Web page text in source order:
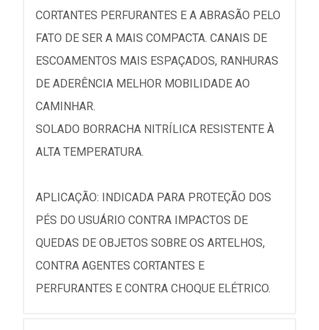
CORTANTES PERFURANTES E A ABRASÃO PELO
FATO DE SER A MAIS COMPACTA. CANAIS DE
ESCOAMENTOS MAIS ESPAÇADOS, RANHURAS
DE ADERÊNCIA MELHOR MOBILIDADE AO
CAMINHAR.
SOLADO BORRACHA NITRÍLICA RESISTENTE À
ALTA TEMPERATURA.
APLICAÇÃO: INDICADA PARA PROTEÇÃO DOS
PÉS DO USUÁRIO CONTRA IMPACTOS DE
QUEDAS DE OBJETOS SOBRE OS ARTELHOS,
CONTRA AGENTES CORTANTES E
PERFURANTES E CONTRA CHOQUE ELÉTRICO.